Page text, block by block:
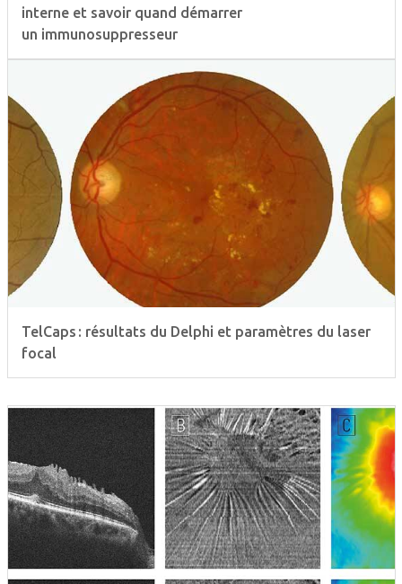
interne et savoir quand démarrer
un immunosuppresseur
TelCaps : résultats du Delphi et paramètres du laser
focal